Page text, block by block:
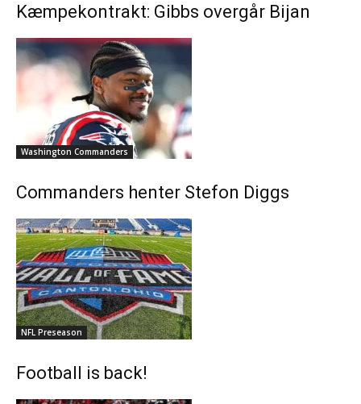
Kæmpekontrakt: Gibbs overgår Bijan
Washington Commanders
Commanders henter Stefon Diggs
NFL Preseason
Football is back!